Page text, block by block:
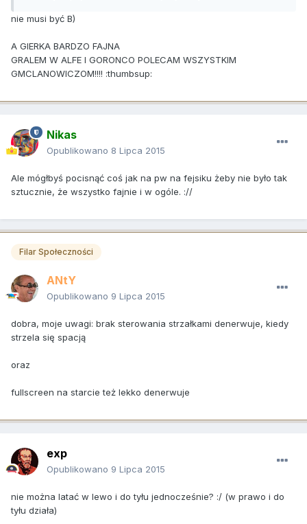
nie musi być B)
A GIERKA BARDZO FAJNA
GRALEM W ALFE I GORONCO POLECAM WSZYSTKIM
GMCLANOWICZOM!!!! :thumbsup:
Nikas
Opublikowano 8 Lipca 2015
Ale mógłbyś pocisnąć coś jak na pw na fejsiku żeby nie było tak
sztucznie, że wszystko fajnie i w ogóle. ://
Filar Społeczności
ANtY
Opublikowano 9 Lipca 2015
dobra, moje uwagi: brak sterowania strzałkami denerwuje, kiedy
strzela się spacją
oraz
fullscreen na starcie też lekko denerwuje
exp
Opublikowano 9 Lipca 2015
nie można latać w lewo i do tyłu jednocześnie? :/ (w prawo i do
tyłu działa)